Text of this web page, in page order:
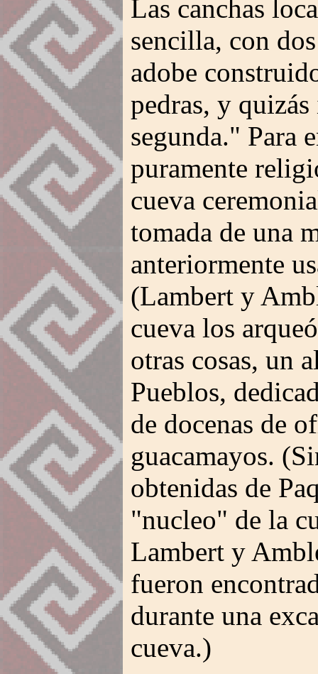
Las canchas
sencilla, con
adobe
pedras, y
segunda." Para
puramente
cueva
tomada de una
anteriormente
(Lambert y
cueva los
otras cosas, un
Pueblos,
de docenas de
guacamayos.
obtenidas de
"nucleo" de la
Lambert y
fueron
durante una
cueva.)